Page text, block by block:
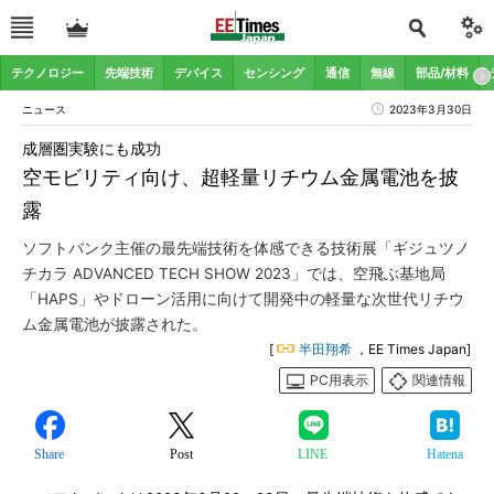
テクノロジー 先端技術 デバイス センシング 通信 無線 部品/材料
ニュース 2023年3月30日
空モビリティ向け、超軽量リチウム金属電池を披
露
成層圏実験にも成功
ソフトバンク主催の最先端技術を体感できる技術展「ギジュツノ
チカラ ADVANCED TECH SHOW 2023」では、空飛ぶ基地局
「HAPS」やドローン活用に向けて開発中の軽量な次世代リチウ
ム金属電池が披露された。
[ 半田翔希 ，EE Times Japan]
PC用表示
関連情報
Share Post LINE Hatena